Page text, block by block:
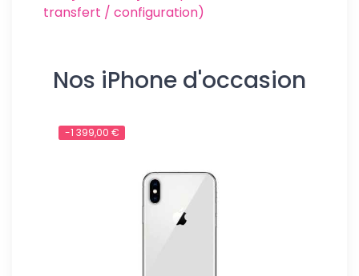
transfert / configuration)
Nos iPhone d'occasion
-1 399,00 €